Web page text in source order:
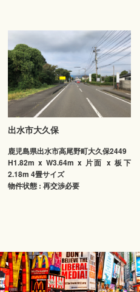
出水市大久保
鹿児島県出水市高尾野町大久保2449
H1.82m x W3.64m x 片面 x 板下
2.18m 4畳サイズ
物件状態 : 再交渉必要